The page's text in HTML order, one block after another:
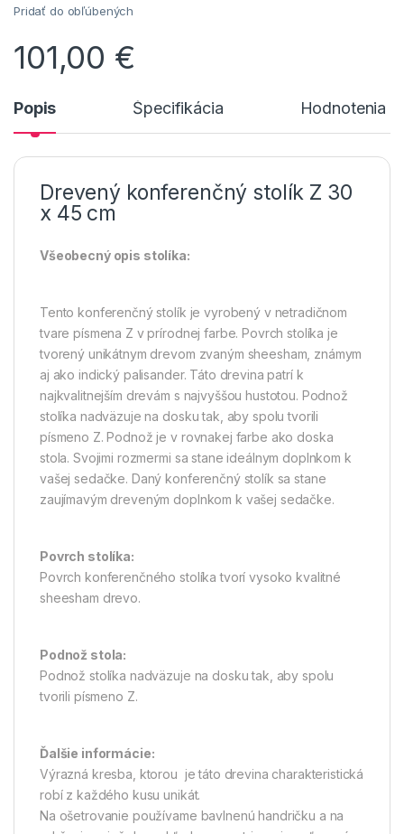
Pridať do obľúbených
101,00 €
Popis Špecifikácia Hodnotenia
Drevený konferenčný stolík Z 30
x 45 cm
Všeobecný opis stolíka:
Tento konferenčný stolík je vyrobený v netradičnom
tvare písmena Z v prírodnej farbe. Povrch stolíka je
tvorený unikátnym drevom zvaným sheesham, známym
aj ako indický palisander. Táto drevina patrí k
najkvalitnejším drevám s najvyššou hustotou. Podnož
stolíka nadväzuje na dosku tak, aby spolu tvorili
písmeno Z. Podnož je v rovnakej farbe ako doska
stola. Svojimi rozmermi sa stane ideálnym doplnkom k
vašej sedačke. Daný konferenčný stolík sa stane
zaujímavým dreveným doplnkom k vašej sedačke.
Povrch stolíka:
Povrch konferenčného stolíka tvorí vysoko kvalitné
sheesham drevo.
Podnož stola:
Podnož stolíka nadväzuje na dosku tak, aby spolu
tvorili písmeno Z.
Ďalšie informácie:
Výrazná kresba, ktorou je táto drevina charakteristická
robí z každého kusu unikát.
Na ošetrovanie používame bavlnenú handričku a na